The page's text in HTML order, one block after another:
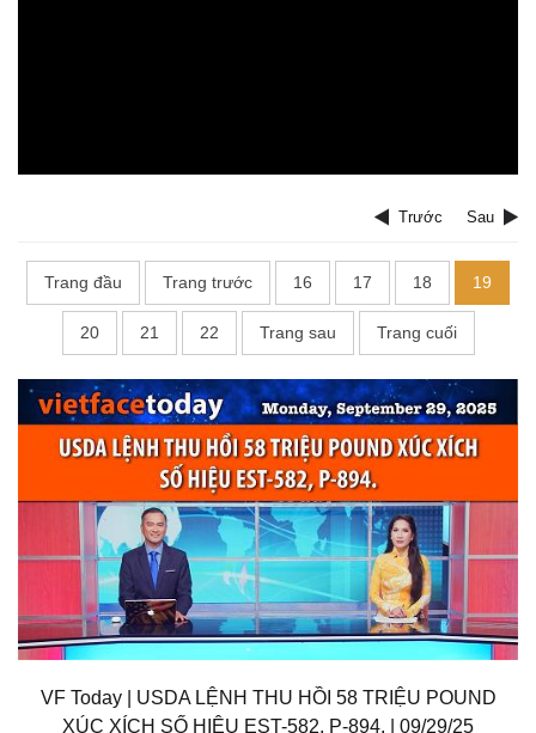
Trước Sau
Trang đầu Trang trước 16 17 18 19
20 21 22 Trang sau Trang cuối
VF Today | USDA LỆNH THU HỒI 58 TRIỆU POUND
XÚC XÍCH SỐ HIỆU EST-582, P-894. | 09/29/25